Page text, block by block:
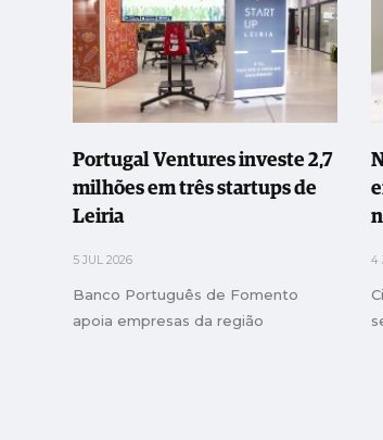
Portugal Ventures investe 2,7
milhões em três startups de
Leiria
5 JUL 2026
Banco Português de Fomento
apoia empresas da região
4